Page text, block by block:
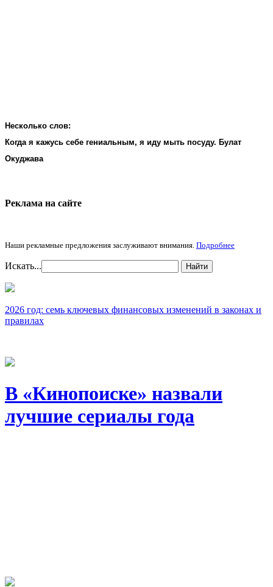
Несколько слов:
Когда я кажусь себе гениальным, я иду мыть посуду. Булат
Окуджава
Реклама на cайте
Наши рекламные предложения заслуживают внимания. Подробнее
Искать... Найти
2026 год: семь ключевых финансовых изменений в законах и
правилах
В «Кинопоиске» назвали
лучшие сериалы года